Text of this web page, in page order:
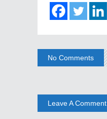
No Comments
Leave A Comment